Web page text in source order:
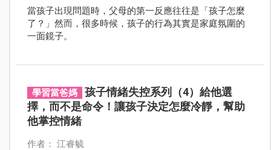
當孩子出現問題時，父母的第一反應往往是「孩子怎麼
了？」然而，很多時候，孩子的行為其實是家庭氛圍的
一面鏡子。
學習當爸媽
孩子情緒失控系列（4）給他選
擇，而不是命令！讓孩子決定怎麼冷靜，幫助
他掌控情緒
作者： 江睿毓